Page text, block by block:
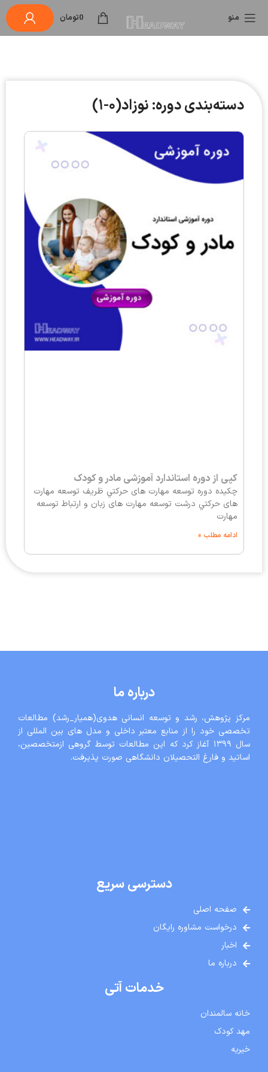
منو 0تومان
دسته‌بندی دوره: نوزاد(۰-۱)
کپی از دوره استاندارد آموزشی مادر و کودک
چکیده دوره توسعه مهارت های حركتي ظريف توسعه مهارت
های حركتي درشت توسعه مهارت های زبان و ارتباط توسعه
مهارت
ادامه مطلب »
درباره ما
مرکز پژوهش، رشد و توسعه انسانی هدوی(همیار_رشد) مطالعات
تخصصی خود را از منابع معتبر داخلی و مدل های بین المللی از
سال ١٣٩٩ آغاز کرد که این مطالعات توسط گروهی ازمتخصصین،
اساتید و فارغ التحصیلان دانشگاهی صورت پذیرفت.
دسترسی سریع
صفحه اصلی
درخواست مشاوره رایگان
اخبار
درباره ما
خدمات آتی
خانه سالمندان
مهد کودک
خیریه